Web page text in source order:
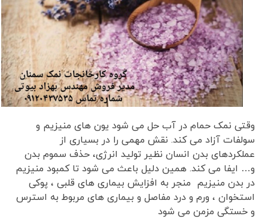
وقتی نمک حمام در آب حل می شود یون های منیزیم و
سولفات آزاد می کند. نقش مهمی را در بسیاری از
عملکردهای بدن انسان نظیر تولید انرژی، حذف سموم بدن
و… ایفا می کند. همین دلیل باعث می شود تا کمبود منیزیم
در بدن منیزیم منجر به افزایش بیماری های قلبی ، پوکی
استخوان ، ورم و درد مفاصل و بیماری های مربوط به استرس
و خستگی مزمن می شود